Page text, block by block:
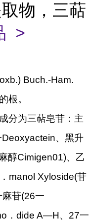
物，三萜
>
Buch.-Ham.
根。
分为三萜皂苷：主
、黑升
醇Cimigen01)、乙
manol Xyloside(苷
苷(26一
．dide A—H、27一